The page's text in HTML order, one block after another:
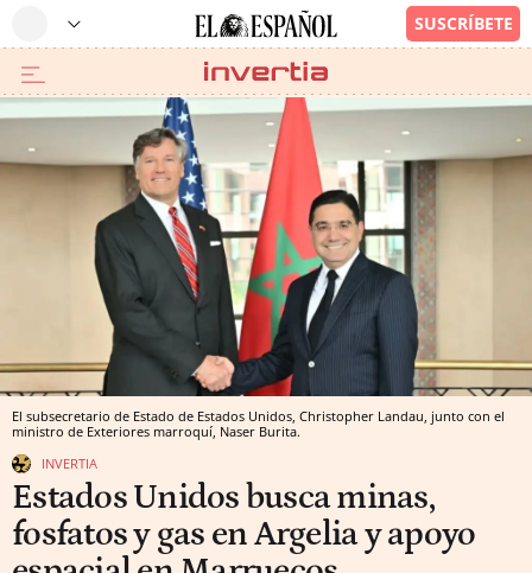
El subsecretario de Estado de Estados Unidos, Christopher Landau, junto con el
ministro de Exteriores marroquí, Naser Burita.
INVERTIA
Estados Unidos busca minas,
fosfatos y gas en Argelia y apoyo